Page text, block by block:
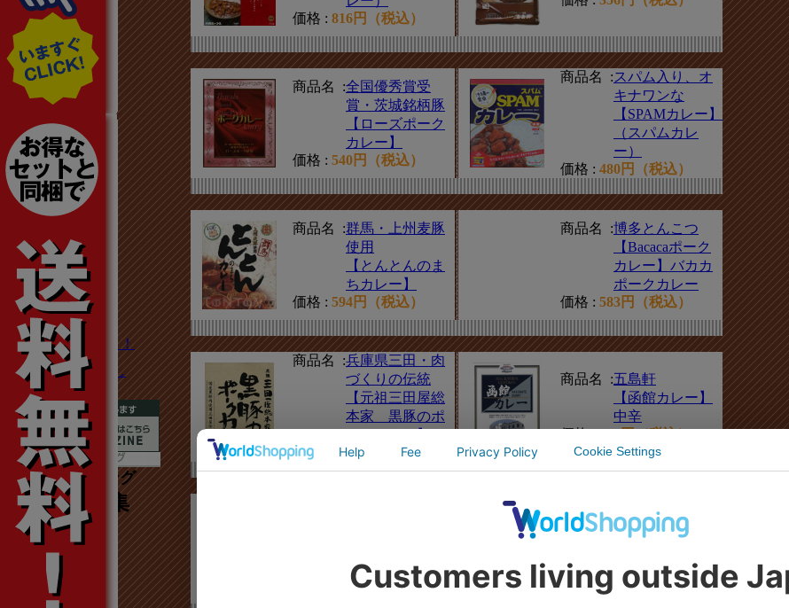
東海エリア
関西エリア
中国エリア
四国エリア
九州エリア
沖縄エリア
海外エリア
セット商品
素材で選ぶ
辛さで選ぶ
ルーで選ぶ
カレーじゃないよ！
TVで紹介されまし
た！
1月人気ランキング
（1/1～1/31集
計）
価格 : 816円（税込）
商品名 :全国優秀賞受
賞・茨城銘柄豚
【ローズポーク
カレー】
価格 : 540円（税込）
商品名 :スパム入り、オ
キナワンな
【SPAMカレー】
（スパムカレ
ー）
価格 : 480円（税込）
商品名 :群馬・上州麦豚
使用
【とんとんのま
ちカレー】
価格 : 594円（税込）
商品名 :博多とんこつ
【Bacacaポーク
カレー】バカカ
ポークカレー
価格 : 583円（税込）
商品名 :兵庫県三田・肉
づくりの伝統
【元祖三田屋総
本家 黒豚のポ
価格 :
674円（税込）
商品名 :五島軒
【函館カレー】
中辛
価格 :450円（税込）
450円（税込）
商品名 :五島軒【函館カ
価格 :450円（税込）